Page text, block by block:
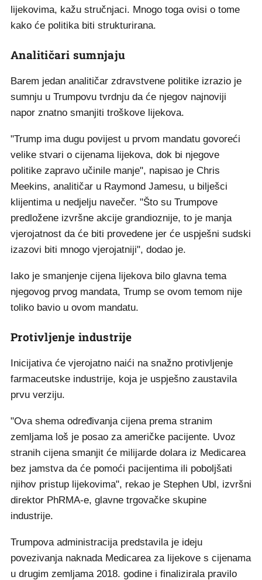
lijekovima, kažu stručnjaci. Mnogo toga ovisi o tome
kako će politika biti strukturirana.
Analitičari sumnjaju
Barem jedan analitičar zdravstvene politike izrazio je
sumnju u Trumpovu tvrdnju da će njegov najnoviji
napor znatno smanjiti troškove lijekova.
"Trump ima dugu povijest u prvom mandatu govoreći
velike stvari o cijenama lijekova, dok bi njegove
politike zapravo učinile manje", napisao je Chris
Meekins, analitičar u Raymond Jamesu, u bilješci
klijentima u nedjelju navečer. "Što su Trumpove
predložene izvršne akcije grandioznije, to je manja
vjerojatnost da će biti provedene jer će uspješni sudski
izazovi biti mnogo vjerojatniji", dodao je.
Iako je smanjenje cijena lijekova bilo glavna tema
njegovog prvog mandata, Trump se ovom temom nije
toliko bavio u ovom mandatu.
Protivljenje industrije
Inicijativa će vjerojatno naići na snažno protivljenje
farmaceutske industrije, koja je uspješno zaustavila
prvu verziju.
"Ova shema određivanja cijena prema stranim
zemljama loš je posao za američke pacijente. Uvoz
stranih cijena smanjit će milijarde dolara iz Medicarea
bez jamstva da će pomoći pacijentima ili poboljšati
njihov pristup lijekovima", rekao je Stephen Ubl, izvršni
direktor PhRMA-e, glavne trgovačke skupine
industrije.
Trumpova administracija predstavila je ideju
povezivanja naknada Medicarea za lijekove s cijenama
u drugim zemljama 2018. godine i finalizirala pravilo